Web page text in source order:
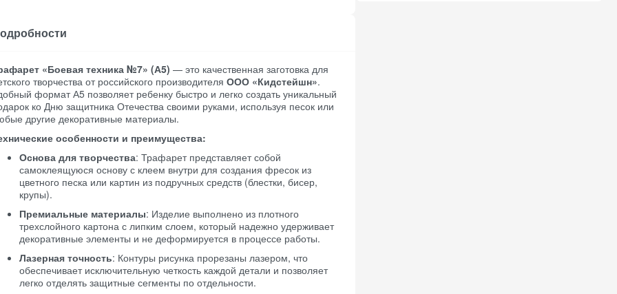
«Боевая техника №7» (А5) — это качественная заготовка для
творчества от российского производителя ООО «Кидстейшн».
формат А5 позволяет ребенку быстро и легко создать уникальный
ко Дню защитника Отечества своими руками, используя песок или
другие декоративные материалы.
особенности и преимущества:
Основа для творчества: Трафарет представляет собой
самоклеящуюся основу с клеем внутри для создания фресок из
цветного песка или картин из подручных средств (блестки, бисер,
крупы).
Премиальные материалы: Изделие выполнено из плотного
трехслойного картона с липким слоем, который надежно удерживает
декоративные элементы и не деформируется в процессе работы.
Лазерная точность: Контуры рисунка прорезаны лазером, что
обеспечивает исключительную четкость каждой детали и позволяет
легко отделять защитные сегменты по отдельности.